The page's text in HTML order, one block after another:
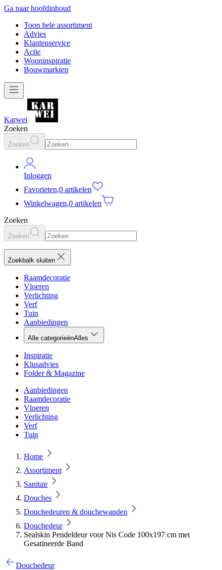
Ga naar hoofdinhoud
Toon hele assortiment
Advies
Klantenservice
Actie
Wooninspiratie
Bouwmarkten
Karwei
Zoeken
Zoeken
Inloggen
Favorieten,0 artikelen
Winkelwagen,0 artikelen
Zoeken
Zoeken
Zoekbalk sluiten
Raamdecoratie
Vloeren
Verlichting
Verf
Tuin
Aanbiedingen
Alle categorieënAlles
Inspiratie
Klusadvies
Folder & Magazine
Aanbiedingen
Raamdecoratie
Vloeren
Verlichting
Verf
Tuin
Home
Assortiment
Sanitair
Douches
Douchedeuren & douchewanden
Douchedeur
Sealskin Pendeldeur voor Nis Code 100x197 cm met
Gesatineerde Band
Douchedeur